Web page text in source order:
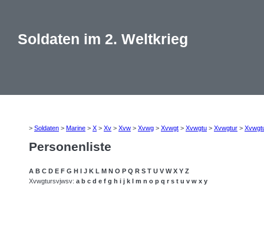
Soldaten im 2. Weltkrieg
> Soldaten > Marine > X > Xv > Xvw > Xvwg > Xvwgt > Xvwgtu > Xvwgtur >
Personenliste
A B C D E F G H I J K L M N O P Q R S T U V W X Y Z
Xvwgtursvjwsv: a b c d e f g h i j k l m n o p q r s t u v w x y